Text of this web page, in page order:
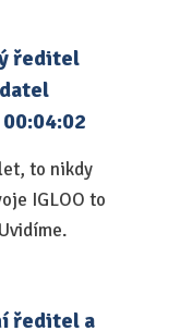
ředitel
to nikdy
IGLOO to
ředitel a